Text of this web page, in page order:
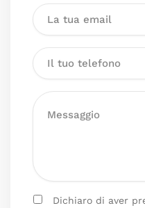
Dichiaro di aver